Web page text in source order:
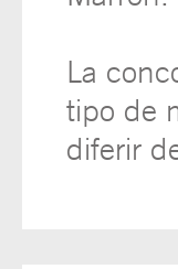
La
tipo de
diferir